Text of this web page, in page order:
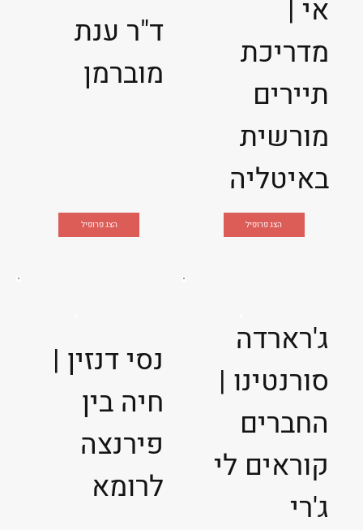
ד"ר ענת
מוברמן
הצג פרופיל
אי |
מדריכת
תיירים
מורשית
באיטליה
הצג פרופיל
נסי דנזין |
חיה בין
פירנצה
לרומא
ג'רארדה
סורנטינו |
החברים
קוראים לי
ג'רי